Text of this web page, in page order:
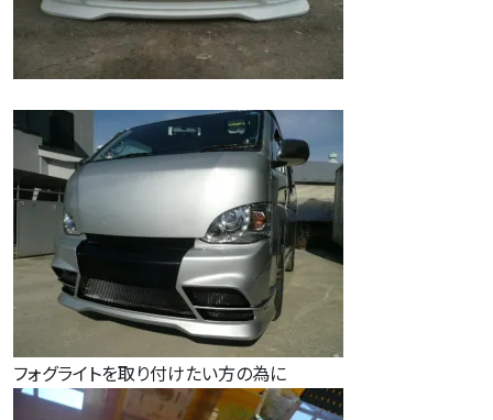
フォグライトを取り付けたい方の為に